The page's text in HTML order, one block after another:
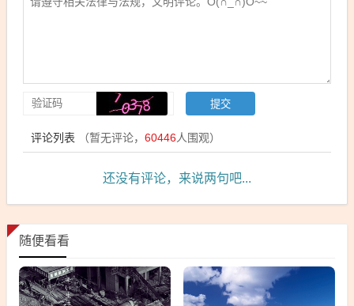
评论列表 （暂无评论， 60446人围观）
还没有评论，来说两句吧...
随便看看